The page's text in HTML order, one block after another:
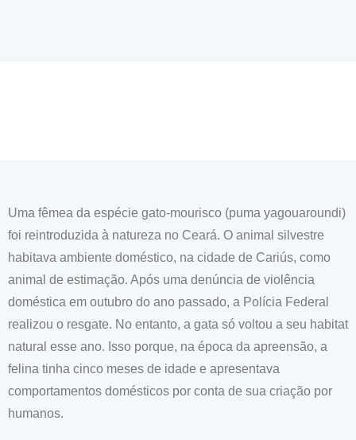
Uma fêmea da espécie gato-mourisco (puma yagouaroundi)
foi reintroduzida à natureza no Ceará. O animal silvestre
habitava ambiente doméstico, na cidade de Cariús, como
animal de estimação. Após uma denúncia de violência
doméstica em outubro do ano passado, a Polícia Federal
realizou o resgate. No entanto, a gata só voltou a seu habitat
natural esse ano. Isso porque, na época da apreensão, a
felina tinha cinco meses de idade e apresentava
comportamentos domésticos por conta de sua criação por
humanos.